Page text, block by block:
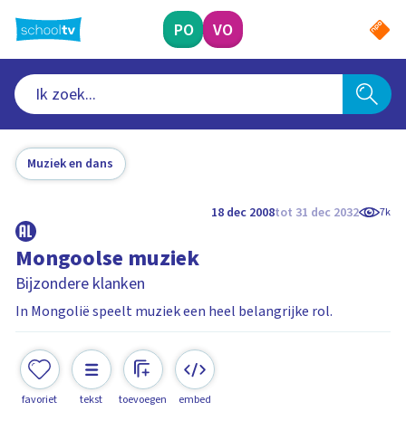
naar
hoofdinhoud
PO VO
Muziek en dans
18 dec 2008tot 31 dec 2032 7k
Mongoolse muziek
Bijzondere klanken
In Mongolië speelt muziek een heel belangrijke rol.
favoriet tekst toevoegen embed